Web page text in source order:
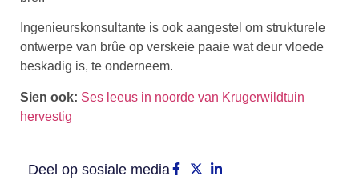
Ingenieurskonsultante is ook aangestel om strukturele
ontwerpe van brûe op verskeie paaie wat deur vloede
beskadig is, te onderneem.
Sien ook: Ses leeus in noorde van Krugerwildtuin
hervestig
Deel op sosiale media